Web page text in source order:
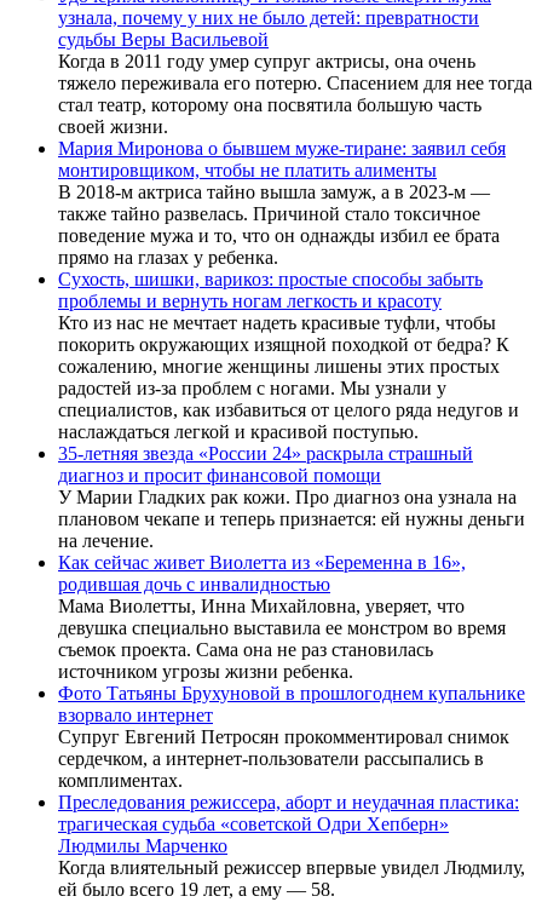
узнала, почему у них не было детей: превратности
судьбы Веры Васильевой
Когда в 2011 году умер супруг актрисы, она очень
тяжело переживала его потерю. Спасением для нее тогда
стал театр, которому она посвятила большую часть
своей жизни.
Мария Миронова о бывшем муже-тиране: заявил себя
монтировщиком, чтобы не платить алименты
В 2018-м актриса тайно вышла замуж, а в 2023-м —
также тайно развелась. Причиной стало токсичное
поведение мужа и то, что он однажды избил ее брата
прямо на глазах у ребенка.
Сухость, шишки, варикоз: простые способы забыть
проблемы и вернуть ногам легкость и красоту
Кто из нас не мечтает надеть красивые туфли, чтобы
покорить окружающих изящной походкой от бедра? К
сожалению, многие женщины лишены этих простых
радостей из-за проблем с ногами. Мы узнали у
специалистов, как избавиться от целого ряда недугов и
наслаждаться легкой и красивой поступью.
35-летняя звезда «России 24» раскрыла страшный
диагноз и просит финансовой помощи
У Марии Гладких рак кожи. Про диагноз она узнала на
плановом чекапе и теперь признается: ей нужны деньги
на лечение.
Как сейчас живет Виолетта из «Беременна в 16»,
родившая дочь с инвалидностью
Мама Виолетты, Инна Михайловна, уверяет, что
девушка специально выставила ее монстром во время
съемок проекта. Сама она не раз становилась
источником угрозы жизни ребенка.
Фото Татьяны Брухуновой в прошлогоднем купальнике
взорвало интернет
Супруг Евгений Петросян прокомментировал снимок
сердечком, а интернет-пользователи рассыпались в
комплиментах.
Преследования режиссера, аборт и неудачная пластика:
трагическая судьба «советской Одри Хепберн»
Людмилы Марченко
Когда влиятельный режиссер впервые увидел Людмилу,
ей было всего 19 лет, а ему — 58.